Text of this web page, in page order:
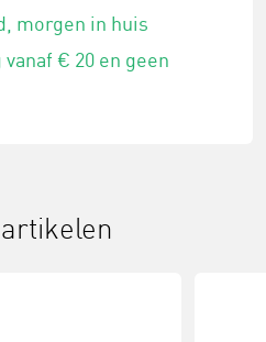
morgen in huis
€ 20 en geen